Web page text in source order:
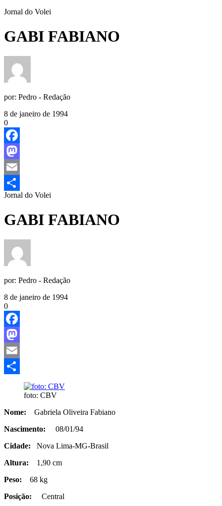
Jornal do Volei
GABI FABIANO
por: Pedro - Redação
8 de janeiro de 1994
0
Facebook
Mastodon
Email
Share
Jornal do Volei
GABI FABIANO
por: Pedro - Redação
8 de janeiro de 1994
0
Facebook
Mastodon
Email
foto: CBV
Nome: Gabriela Oliveira Fabiano
Nascimento: 08/01/94
Cidade: Nova Lima-MG-Brasil
Altura: 1,90 cm
Peso: 68 kg
Posição: Central